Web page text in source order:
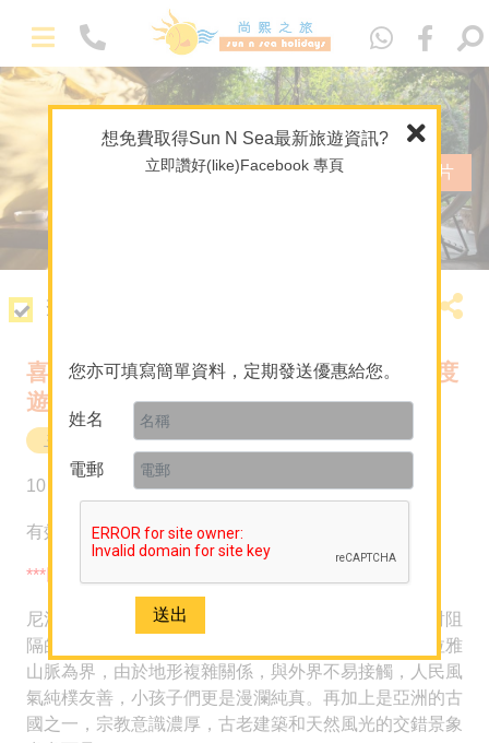
想免費取得Sun N Sea最新旅遊資訊?
立即讚好(like)Facebook 專頁
您亦可填寫簡單資料，定期發送優惠給您。
姓名
電郵
Eng
精選套票
馬爾代夫專門店
海外婚禮及攝影
主題 / 深度遊
A+酒店套票
潛水旅遊及課程
查看相片
套票簡介
喜馬拉雅山下神秘古國 尼泊爾4晚文化深度
遊
主題 / 深度遊 尼泊爾
10 晚 HK$17,290起
有效日期至2025年12月1日
***
尼泊爾是一個與大自然景色融為一體、與繁囂社會絕對阻
隔的國家。位處中國和印度之間，北面跟西藏以喜瑪拉雅
山脈為界，由於地形複雜關係，與外界不易接觸，人民風
氣純樸友善，小孩子們更是漫瀾純真。再加上是亞洲的古
國之一，宗教意識濃厚，古老建築和天然風光的交錯景象